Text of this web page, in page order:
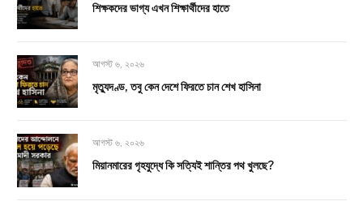
শিক্ষকদের ভাগ্য এখন শিক্ষার্থীদের হাতে
আগস্ট ৬, ২০২৬
মৃত্যুদণ্ড, তবু কেন দেশে ফিরতে চান শেখ হাসিনা
আগস্ট ৬, ২০২৬
মিয়ানমারের গৃহযুদ্ধে কি সত্যিই শান্তির পথ খুলছে?